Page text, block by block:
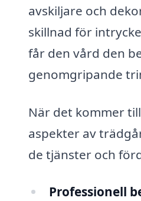
avskiljare och
skillnad för
får den vård den
genomgripande
När det kommer
aspekter av
de tjänster och
Professionell